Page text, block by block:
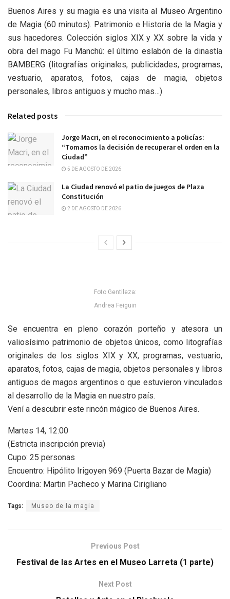
Buenos Aires y su magia es una visita al Museo Argentino
de Magia (60 minutos). Patrimonio e Historia de la Magia y
sus hacedores. Colección siglos XIX y XX sobre la vida y
obra del mago Fu Manchú: el último eslabón de la dinastía
BAMBERG (litografías originales, publicidades, programas,
vestuario, aparatos, fotos, cajas de magia, objetos
personales, libros antiguos y mucho mas…)
Related posts
Jorge Macri, en el reconocimiento a policías:
“Tomamos la decisión de recuperar el orden en la
Ciudad”
5 DE AGOSTO DE 2026
La Ciudad renovó el patio de juegos de Plaza
Constitución
2 DE AGOSTO DE 2026
Foto Gentileza:
Andrea Feiguin
Se encuentra en pleno corazón porteño y atesora un
valiosísimo patrimonio de objetos únicos, como litografías
originales de los siglos XIX y XX, programas, vestuario,
aparatos, fotos, cajas de magia, objetos personales y libros
antiguos de magos argentinos o que estuvieron vinculados
al desarrollo de la Magia en nuestro país.
Vení a descubrir este rincón mágico de Buenos Aires.
Martes 14, 12:00
(Estricta inscripción previa)
Cupo: 25 personas
Encuentro: Hipólito Irigoyen 969 (Puerta Bazar de Magia)
Coordina: Martin Pacheco y Marina Cirigliano
Tags: Museo de la magia
Previous Post
Festival de las Artes en el Museo Larreta (1 parte)
Next Post